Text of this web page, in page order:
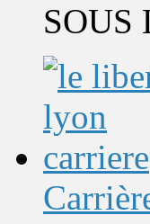
SOUS